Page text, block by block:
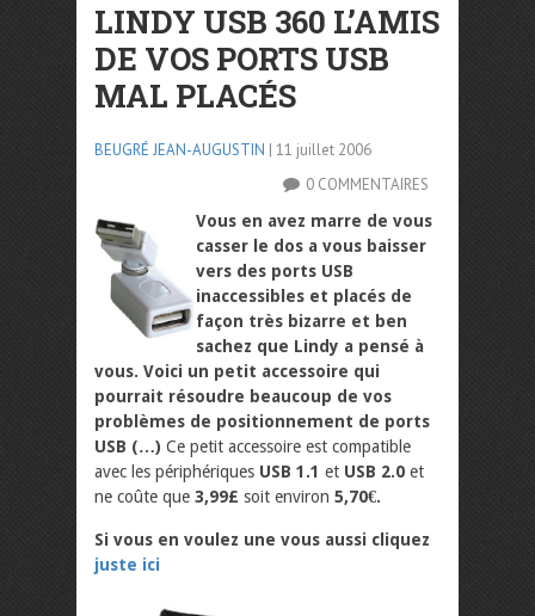
LINDY USB 360 L’AMIS
DE VOS PORTS USB
MAL PLACÉS
BEUGRÉ JEAN-AUGUSTIN | 11 juillet 2006
0 COMMENTAIRES
Vous en avez marre de vous
casser le dos a vous baisser
vers des ports USB
inaccessibles et placés de
façon très bizarre et ben
sachez que Lindy a pensé à
vous. Voici un petit accessoire qui
pourrait résoudre beaucoup de vos
problèmes de positionnement de ports
USB (…) Ce petit accessoire est compatible
avec les périphériques USB 1.1 et USB 2.0 et
ne coûte que 3,99£ soit environ 5,70€.
Si vous en voulez une vous aussi cliquez
juste ici